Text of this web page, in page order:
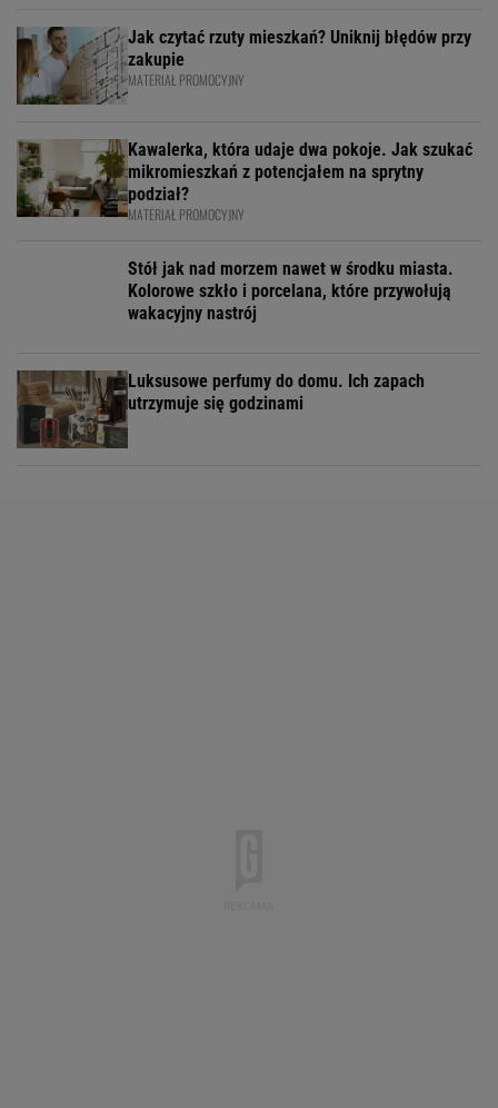
Jak czytać rzuty mieszkań? Uniknij błędów przy
zakupie
MATERIAŁ PROMOCYJNY
Kawalerka, która udaje dwa pokoje. Jak szukać
mikromieszkań z potencjałem na sprytny
podział?
MATERIAŁ PROMOCYJNY
Stół jak nad morzem nawet w środku miasta.
Kolorowe szkło i porcelana, które przywołują
wakacyjny nastrój
Luksusowe perfumy do domu. Ich zapach
utrzymuje się godzinami